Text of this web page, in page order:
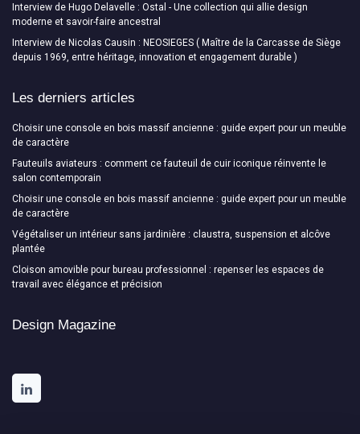
Interview de Hugo Delavelle : Ostal - Une collection qui allie design
moderne et savoir-faire ancestral
Interview de Nicolas Causin : NEOSIEGES ( Maître de la Carcasse de Siège
depuis 1969, entre héritage, innovation et engagement durable )
Les derniers articles
Choisir une console en bois massif ancienne : guide expert pour un meuble
de caractère
Fauteuils aviateurs : comment ce fauteuil de cuir iconique réinvente le
salon contemporain
Choisir une console en bois massif ancienne : guide expert pour un meuble
de caractère
Végétaliser un intérieur sans jardinière : claustra, suspension et alcôve
plantée
Cloison amovible pour bureau professionnel : repenser les espaces de
travail avec élégance et précision
Design Magazine